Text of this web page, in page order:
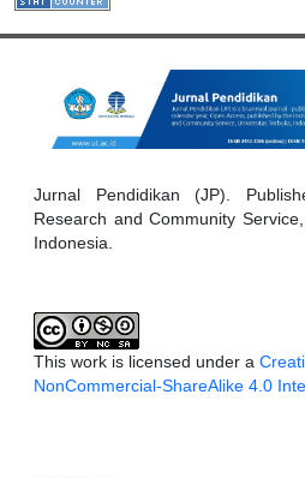
Jurnal Pendidikan (JP).
Research and Community
Indonesia.
This work is licensed under a
NonCommercial-ShareAlike 4.0